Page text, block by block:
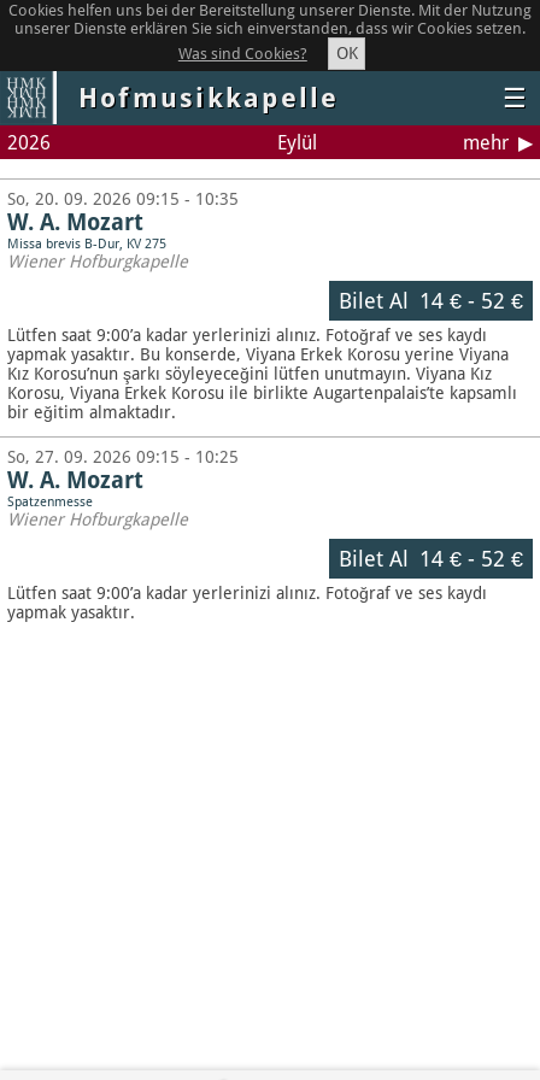
Cookies helfen uns bei der Bereitstellung unserer Dienste. Mit der Nutzung
unserer Dienste erklären Sie sich einverstanden, dass wir Cookies setzen.
Was sind Cookies?
OK
Hofmusikkapelle ☰
2026 Eylül mehr
So, 20. 09. 2026 09:15 - 10:35
W. A. Mozart
Missa brevis B-Dur, KV 275
Wiener Hofburgkapelle
Bilet Al 14 €- 52 €
Lütfen saat 9:00’a kadar yerlerinizi alınız. Fotoğraf ve ses kaydı
yapmak yasaktır. Bu konserde, Viyana Erkek Korosu yerine Viyana
Kız Korosu’nun şarkı söyleyeceğini lütfen unutmayın. Viyana Kız
Korosu, Viyana Erkek Korosu ile birlikte Augartenpalais’te kapsamlı
bir eğitim almaktadır.
So, 27. 09. 2026 09:15 - 10:25
W. A. Mozart
Spatzenmesse
Wiener Hofburgkapelle
Bilet Al 14 €- 52 €
Lütfen saat 9:00’a kadar yerlerinizi alınız. Fotoğraf ve ses kaydı
yapmak yasaktır.